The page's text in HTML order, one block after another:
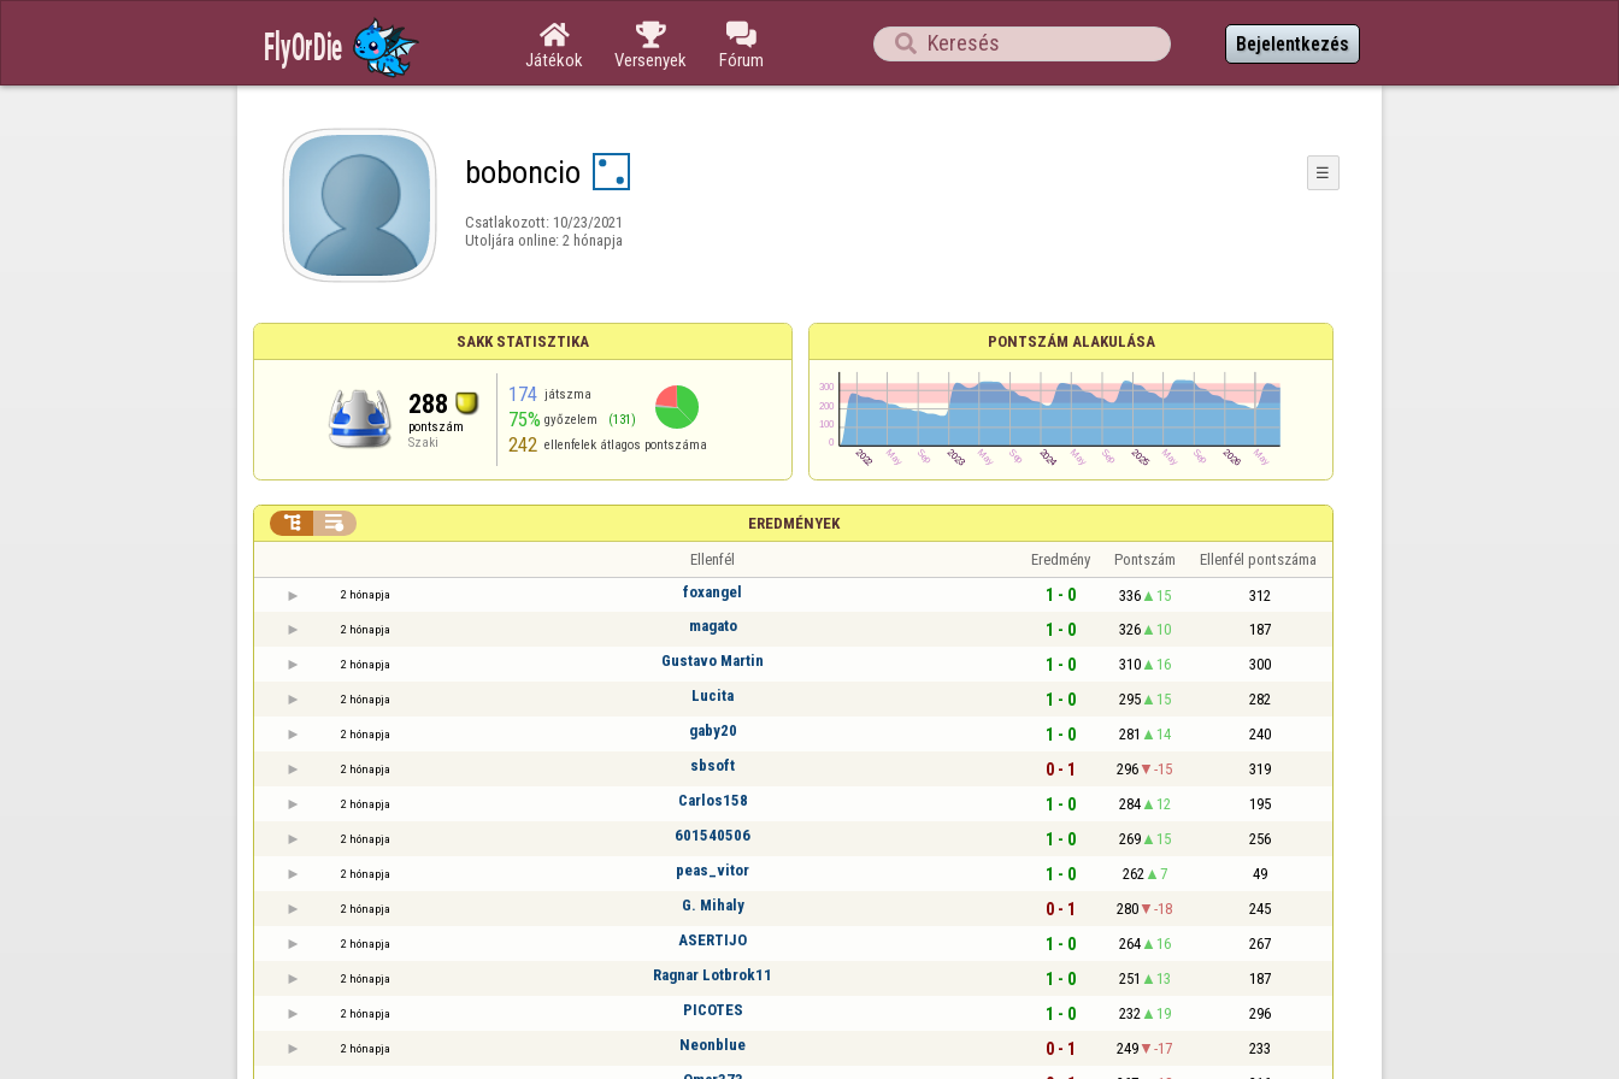

Játékok

Versenyek

Fórum
 Bejelentkezés
boboncio ☰
Csatlakozott: 10/23/2021
Utoljára online: 2 hónapja
SAKK STATISZTIKA
288
pontszám
Szaki
174 játszma
75% győzelem (131)
242 ellenfelek átlagos pontszáma
PONTSZÁM ALAKULÁSA
EREDMÉNYEK
 
Ellenfél Eredmény Pontszám Ellenfél pontszáma
2 hónapja foxangel 1 - 0 336 15 312
2 hónapja magato 1 - 0 326 10 187
2 hónapja Gustavo Martin 1 - 0 310 16 300
2 hónapja Lucita 1 - 0 295 15 282
2 hónapja gaby20 1 - 0 281 14 240
2 hónapja sbsoft 0 - 1 296 -15 319
2 hónapja Carlos158 1 - 0 284 12 195
2 hónapja 601540506 1 - 0 269 15 256
2 hónapja peas_vitor 1 - 0 262 7 49
2 hónapja G. Mihaly 0 - 1 280 -18 245
2 hónapja ASERTIJO 1 - 0 264 16 267
2 hónapja Ragnar Lotbrok11 1 - 0 251 13 187
2 hónapja PICOTES 1 - 0 232 19 296
2 hónapja Neonblue 0 - 1 249 -17 233